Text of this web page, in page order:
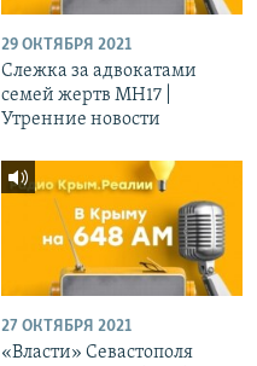
29 ОКТЯБРЯ 2021
Слежка за адвокатами
семей жертв МН17 |
Утренние новости
27 ОКТЯБРЯ 2021
«Власти» Севастополя